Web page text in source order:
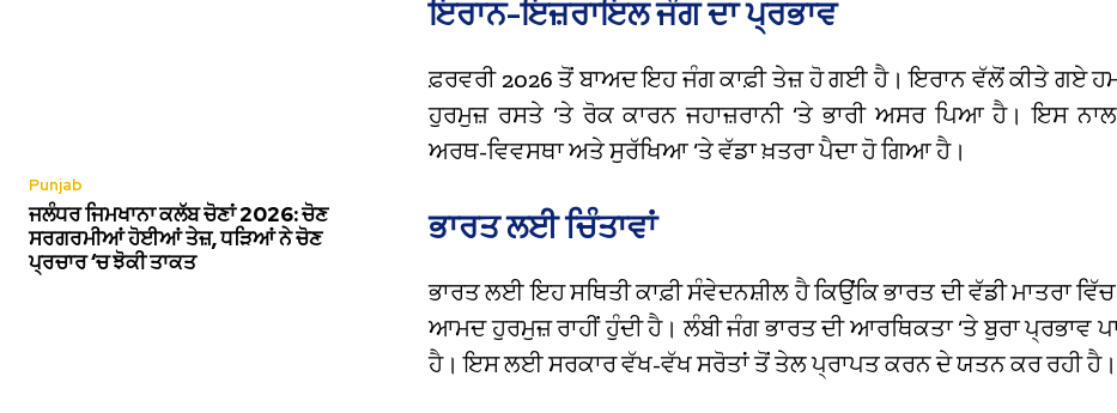
Punjab
ਜਲੰਧਰ ਜਿਮਖਾਨਾ ਕਲੱਬ ਚੋਣਾਂ 2026: ਚੋਣ
ਸਰਗਰਮੀਆਂ ਹੋਈਆਂ ਤੇਜ਼, ਧੜਿਆਂ ਨੇ ਚੋਣ
ਪ੍ਰਚਾਰ ‘ਚ ਝੋਕੀ ਤਾਕਤ
ਇਰਾਨ-ਇਜ਼ਰਾਇਲ ਜੰਗ ਦਾ ਪ੍ਰਭਾਵ
ਫ਼ਰਵਰੀ 2026 ਤੋਂ ਬਾਅਦ ਇਹ ਜੰਗ ਕਾਫ਼ੀ ਤੇਜ਼ ਹੋ ਗਈ ਹੈ। ਇਰਾਨ ਵੱਲੋਂ ਕੀਤੇ ਗਏ
ਹੁਰਮੁਜ਼ ਰਸਤੇ ‘ਤੇ ਰੋਕ ਕਾਰਨ ਜਹਾਜ਼ਰਾਨੀ ‘ਤੇ ਭਾਰੀ ਅਸਰ ਪਿਆ ਹੈ। ਇਸ
ਅਰਥ-ਵਿਵਸਥਾ ਅਤੇ ਸੁਰੱਖਿਆ ‘ਤੇ ਵੱਡਾ ਖ਼ਤਰਾ ਪੈਦਾ ਹੋ ਗਿਆ ਹੈ।
ਭਾਰਤ ਲਈ ਚਿੰਤਾਵਾਂ
ਭਾਰਤ ਲਈ ਇਹ ਸਥਿਤੀ ਕਾਫ਼ੀ ਸੰਵੇਦਨਸ਼ੀਲ ਹੈ ਕਿਉਂਕਿ ਭਾਰਤ ਦੀ ਵੱਡੀ ਮਾਤਰਾ
ਆਮਦ ਹੁਰਮੁਜ਼ ਰਾਹੀਂ ਹੁੰਦੀ ਹੈ। ਲੰਬੀ ਜੰਗ ਭਾਰਤ ਦੀ ਆਰਥਿਕਤਾ ‘ਤੇ ਬੁਰਾ ਪ੍ਰਭਾਵ
ਹੈ। ਇਸ ਲਈ ਸਰਕਾਰ ਵੱਖ-ਵੱਖ ਸਰੋਤਾਂ ਤੋਂ ਤੇਲ ਪ੍ਰਾਪਤ ਕਰਨ ਦੇ ਯਤਨ ਕਰ ਰਹੀ ਹੈ।